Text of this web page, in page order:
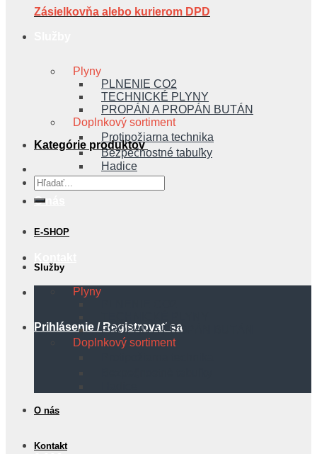
Plyny
PLNENIE CO2
TECHNICKÉ PLYNY
PROPÁN A PROPÁN BUTÁN
Doplnkový sortiment
Protipožiarna technika
Bezpečnostné tabuľky
Hadice
O nás
Prihlásenie / Registrovať sa
Zásielkovňa alebo kurierom DPD
Kategórie produktov
Hľadať:
E-SHOP
Služby
Plyny
PROPÁN A PROPÁN BUTÁN
Doplnkový sortiment
O nás
Kontakt